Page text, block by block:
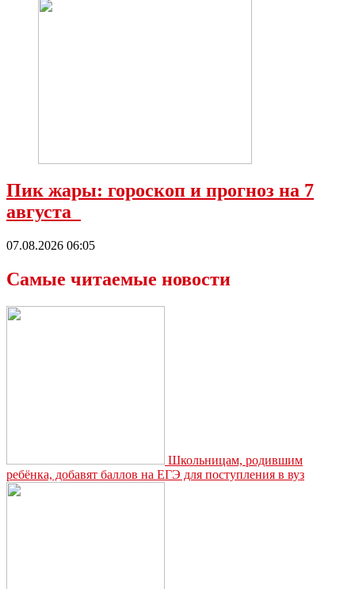
Пик жары: гороскоп и прогноз на 7
августа
07.08.2026 06:05
Самые читаемые новости
Школьницам, родившим
ребёнка, добавят баллов на ЕГЭ для поступления в вуз